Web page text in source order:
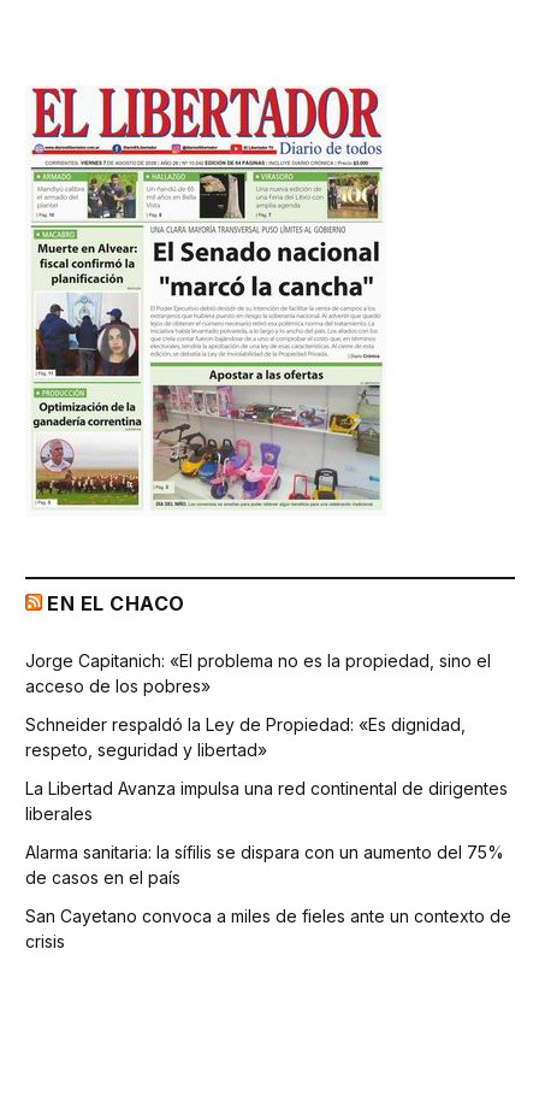
EN EL CHACO
Jorge Capitanich: «El problema no es la propiedad, sino el
acceso de los pobres»
Schneider respaldó la Ley de Propiedad: «Es dignidad,
respeto, seguridad y libertad»
La Libertad Avanza impulsa una red continental de dirigentes
liberales
Alarma sanitaria: la sífilis se dispara con un aumento del 75%
de casos en el país
San Cayetano convoca a miles de fieles ante un contexto de
crisis